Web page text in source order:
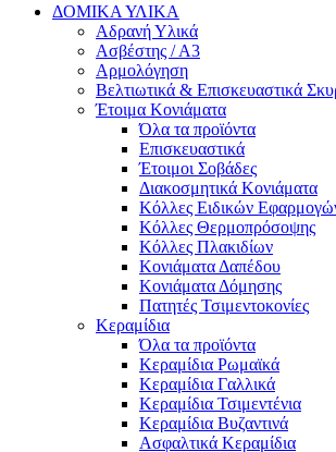
ΔΟΜΙΚΑ ΥΛΙΚΑ
Αδρανή Υλικά
Ασβέστης / Α3
Αρμολόγηση
Βελτιωτικά & Επισκευαστικά
Έτοιμα Κονιάματα
Όλα τα προϊόντα
Επισκευαστικά
Έτοιμοι Σοβάδες
Διακοσμητικά Κονιάματα
Κόλλες Ειδικών
Κόλλες Θερμοπρόσοψης
Κόλλες Πλακιδίων
Κονιάματα Δαπέδου
Κονιάματα Δόμησης
Πατητές Τσιμεντοκονίες
Κεραμίδια
Όλα τα προϊόντα
Κεραμίδια Ρωμαϊκά
Κεραμίδια Γαλλικά
Κεραμίδια Τσιμεντένια
Κεραμίδια Βυζαντινά
Ασφαλτικά Κεραμίδια